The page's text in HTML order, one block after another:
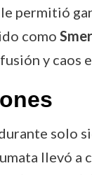
permitió
como
y caos
solo
llevó